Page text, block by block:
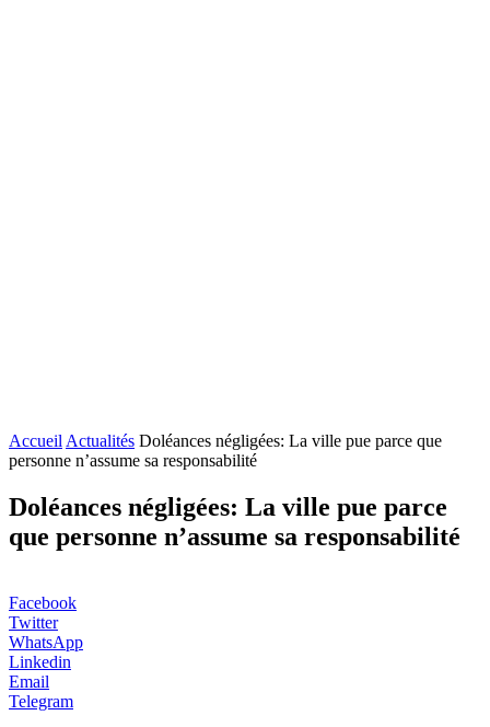
Accueil Actualités Doléances négligées: La ville pue parce que
personne n’assume sa responsabilité
Doléances négligées: La ville pue parce
que personne n’assume sa responsabilité
Facebook
Twitter
WhatsApp
Linkedin
Email
Telegram